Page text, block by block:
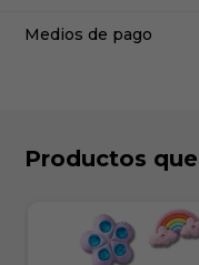
Medios de pago
Productos